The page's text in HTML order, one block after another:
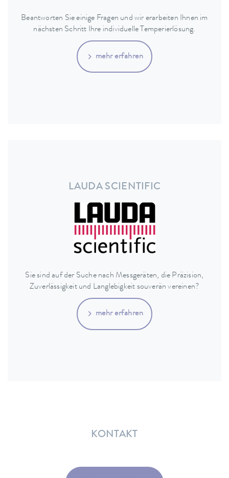
Beantworten Sie einige Fragen und wir erarbeiten Ihnen im
nächsten Schritt Ihre individuelle Temperierlösung.
mehr erfahren
LAUDA SCIENTIFIC
Sie sind auf der Suche nach Messgeräten, die Präzision,
Zuverlässigkeit und Langlebigkeit souverän vereinen?
mehr erfahren
KONTAKT